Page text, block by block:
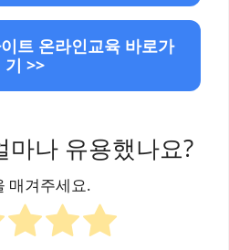
트 온라인교육 바로가
기 >>
마나 유용했나요?
매겨주세요.